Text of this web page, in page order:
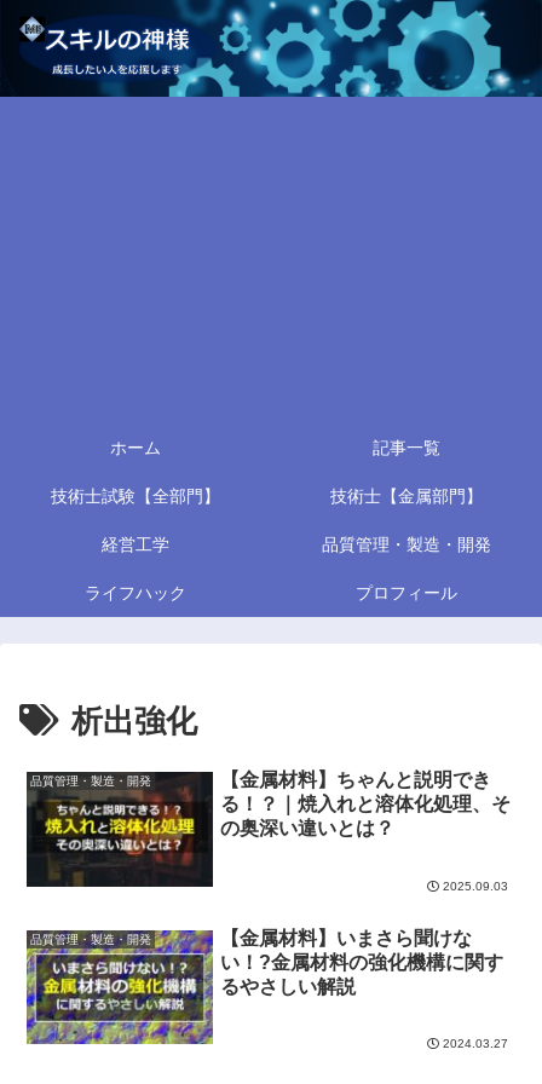
ホーム 記事一覧
技術士試験【全部門】 技術士【金属部門】
経営工学 品質管理・製造・開発
ライフハック プロフィール
析出強化
品質管理・製造・開発
【金属材料】ちゃんと説明でき
る！？｜焼入れと溶体化処理、そ
の奥深い違いとは？
2025.09.03
品質管理・製造・開発
【金属材料】いまさら聞けな
い！?金属材料の強化機構に関す
るやさしい解説
2024.03.27